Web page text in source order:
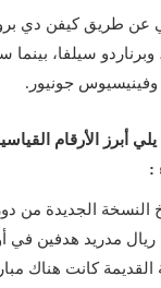
عن طريق كيفن دي
سيلفا، بينما
وفينيسيوس جونيور.
أبرز الأرقام
:
النسخة الجديدة من
القديمة كانت هناك